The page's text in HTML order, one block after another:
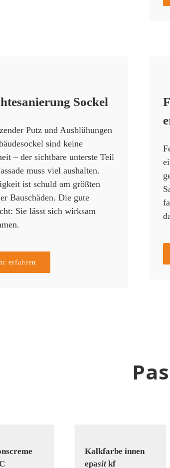
Sockel
Putz und Ausblühungen
sind keine
– der sichtbare unterste Teil
muss viel aushalten.
ist schuld am größten
Bauschäden. Die gute
Sie lässt sich wirksam
erfahren
Kalk­farbe innen
epasitkf